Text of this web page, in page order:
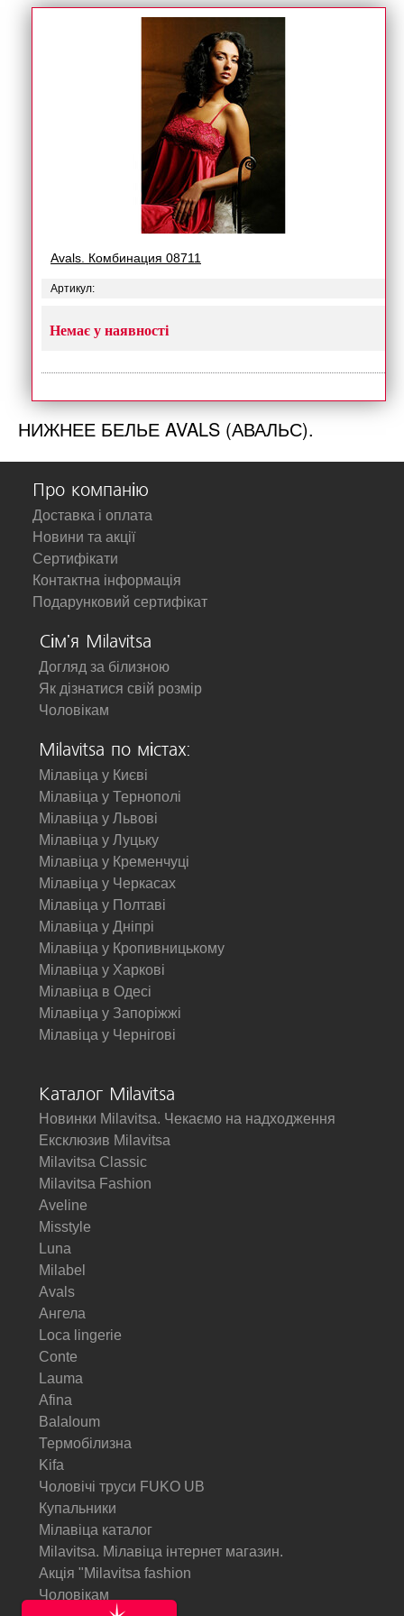
Avals. Комбинация 08711
Артикул:
Немає у наявності
НИЖНЕЕ БЕЛЬЕ AVALS (АВАЛЬС).
Про компанію
Доставка і оплата
Новини та акції
Сертифікати
Контактна інформація
Подарунковий сертифікат
Сім'я Milavitsa
Догляд за білизною
Як дізнатися свій розмір
Чоловікам
Milavitsa по містах:
Мілавіца у Києві
Мілавіца у Тернополі
Мілавіца у Львові
Мілавіца у Луцьку
Мілавіца у Кременчуці
Мілавіца у Черкасах
Мілавіца у Полтаві
Мілавіца у Дніпрі
Мілавіца у Кропивницькому
Мілавіца у Харкові
Мілавіца в Одесі
Мілавіца у Запоріжжі
Мілавіца у Чернігові
Каталог Milavitsa
Новинки Milavitsa. Чекаємо на надходження
Ексклюзив Milavitsa
Milavitsa Classic
Milavitsa Fashion
Aveline
Misstyle
Luna
Milabel
Avals
Ангела
Loca lingerie
Conte
Lauma
Afina
Balaloum
Термобілизна
Kifa
Чоловічі труси FUKO UB
Купальники
Мілавіца каталог
Milavitsa. Мілавіца інтернет магазин.
Акція "Milavitsa fashion
Чоловікам